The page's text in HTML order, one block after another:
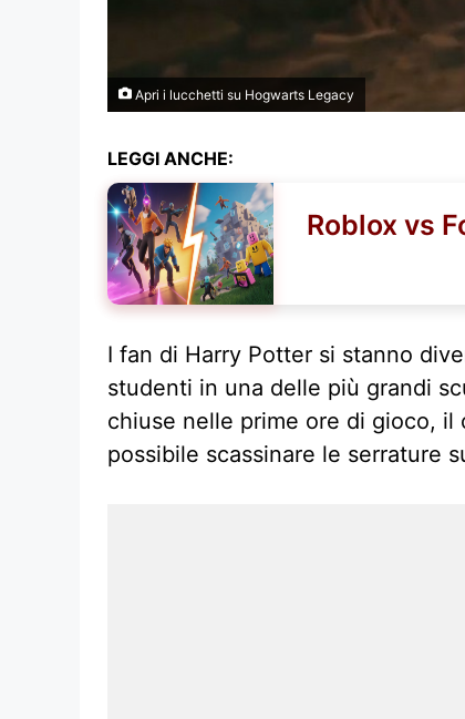
Apri i lucchetti su Hogwarts Legacy
LEGGI ANCHE:
Roblox vs
I fan di Harry Potter si stanno
studenti in una delle più grandi
chiuse nelle prime ore di gioco,
possibile scassinare le serrature